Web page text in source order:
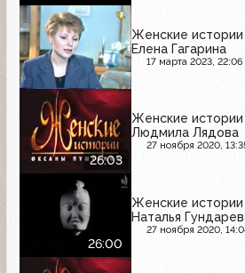
Женские истории
Елена Гагарина
17 марта 2023, 22:06
26:03
Женские
Людмила Лядова
27 ноября 2020,
26:00
Женские
Наталья
27 ноября 2020,